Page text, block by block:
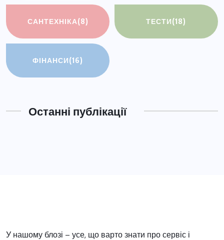
САНТЕХНІКА(8) ТЕСТИ(18)
ФІНАНСИ(16)
Останні публікації
У нашому блозі – усе, що варто знати про сервіс і